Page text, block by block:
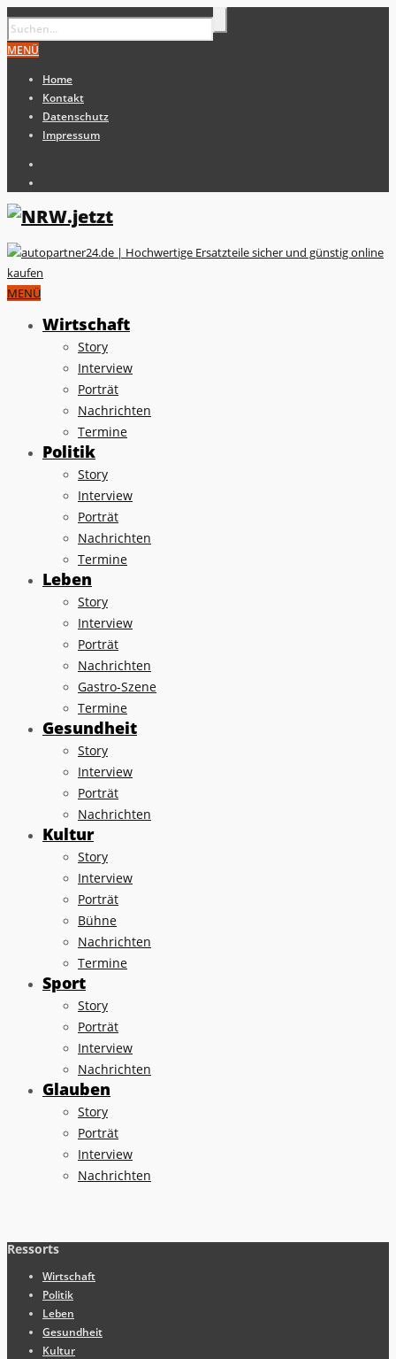
MENÜ
Home
Kontakt
Datenschutz
Impressum
MENÜ
Wirtschaft
Story
Interview
Porträt
Nachrichten
Termine
Politik
Story
Interview
Porträt
Nachrichten
Termine
Leben
Story
Interview
Porträt
Nachrichten
Gastro-Szene
Termine
Gesundheit
Story
Interview
Porträt
Nachrichten
Kultur
Story
Interview
Porträt
Bühne
Nachrichten
Termine
Sport
Story
Porträt
Interview
Nachrichten
Glauben
Story
Porträt
Interview
Nachrichten
Ressorts
Wirtschaft
Politik
Leben
Gesundheit
Kultur